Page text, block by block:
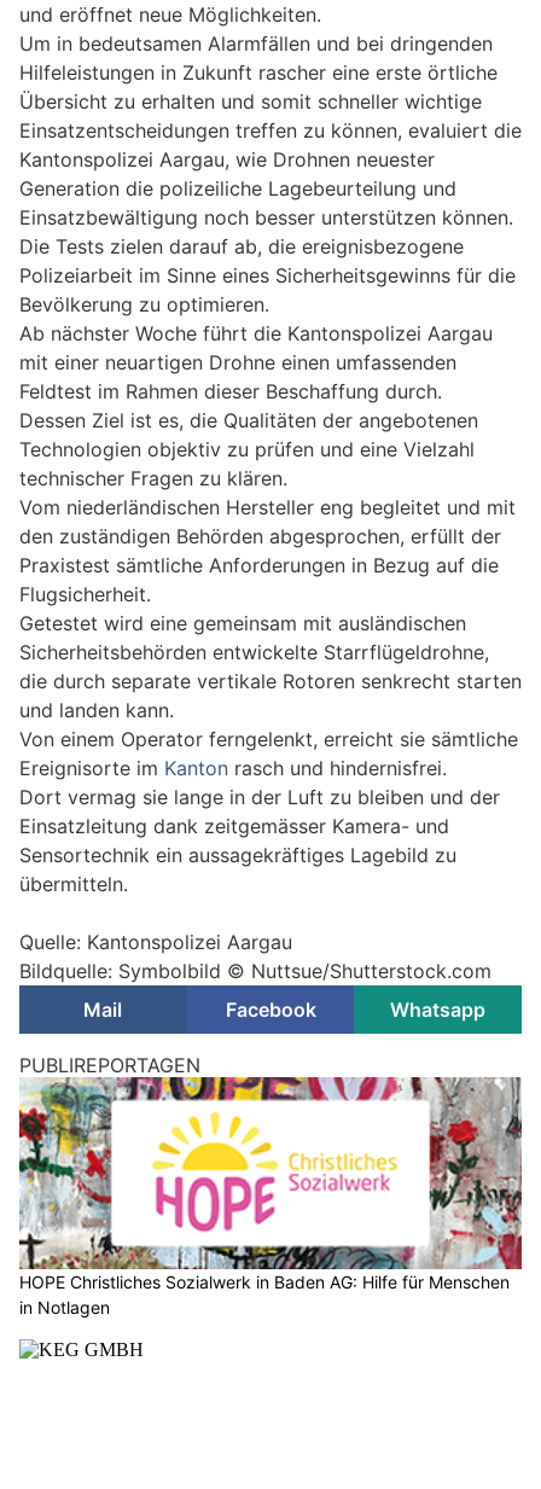
und eröffnet neue Möglichkeiten.
Um in bedeutsamen Alarmfällen und bei dringenden
Hilfeleistungen in Zukunft rascher eine erste örtliche
Übersicht zu erhalten und somit schneller wichtige
Einsatzentscheidungen treffen zu können, evaluiert die
Kantonspolizei Aargau, wie Drohnen neuester
Generation die polizeiliche Lagebeurteilung und
Einsatzbewältigung noch besser unterstützen können.
Die Tests zielen darauf ab, die ereignisbezogene
Polizeiarbeit im Sinne eines Sicherheitsgewinns für die
Bevölkerung zu optimieren.
Ab nächster Woche führt die Kantonspolizei Aargau
mit einer neuartigen Drohne einen umfassenden
Feldtest im Rahmen dieser Beschaffung durch.
Dessen Ziel ist es, die Qualitäten der angebotenen
Technologien objektiv zu prüfen und eine Vielzahl
technischer Fragen zu klären.
Vom niederländischen Hersteller eng begleitet und mit
den zuständigen Behörden abgesprochen, erfüllt der
Praxistest sämtliche Anforderungen in Bezug auf die
Flugsicherheit.
Getestet wird eine gemeinsam mit ausländischen
Sicherheitsbehörden entwickelte Starrflügeldrohne,
die durch separate vertikale Rotoren senkrecht starten
und landen kann.
Von einem Operator ferngelenkt, erreicht sie sämtliche
Ereignisorte im Kanton rasch und hindernisfrei.
Dort vermag sie lange in der Luft zu bleiben und der
Einsatzleitung dank zeitgemässer Kamera- und
Sensortechnik ein aussagekräftiges Lagebild zu
übermitteln.
Quelle: Kantonspolizei Aargau
Bildquelle: Symbolbild © Nuttsue/Shutterstock.com
Mail
Facebook Whatsapp
Schweiz: Polizei-Kommunikationshilfe für
Menschen mit Einschränkungen wird ausgebaut
04.06.26 VON POLIZEI.NEWS REDAKTION
Das piktogrammbasierte Kommunikationsbuch UKPol kann
künftig schweizweit und international verbreitet sowie
weiterentwickelt werden.
Die Schaffhauser Polizei und der Verein zUKunftswerkstatt
haben einen Vertrag zur Übertragung der Nutzungsrechte
unterzeichnet und damit die Grundlage für die langfristige